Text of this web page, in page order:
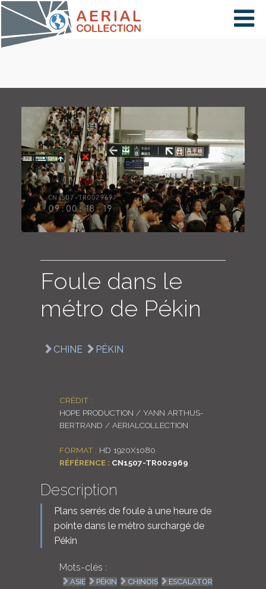
×
PAYS
CARTE
COLLECTIONS
ENGLISH
Foule dans le
métro de Pékin
CHINE PÉKIN
CRÉDIT :
HOPE PRODUCTION / YANN ARTHUS-
BERTRAND / AERIALCOLLECTION
FORMAT : HD 1920X1080
RÉFÉRENCE : CN1507-TR002969
Description
Plans serrés de foule à une heure de
pointe dans le métro surchargé de
Pékin
Mots-clés :
ASIE PÉKIN CHINOIS
ESCALATOR